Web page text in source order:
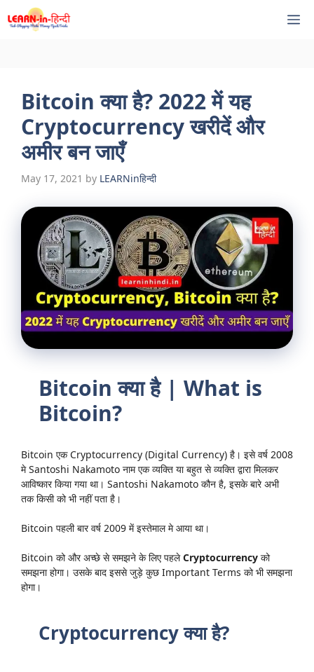
to
content
Bitcoin क्या है? 2022 में यह
Cryptocurrency खरीदें और
अमीर बन जाएँ
May 17, 2021 by LEARNinहिन्दी
Bitcoin क्या है | What is
Bitcoin?
Bitcoin एक Cryptocurrency (Digital Currency) है। इसे वर्ष 2008
मे Santoshi Nakamoto नाम एक व्यक्ति या बहुत से व्यक्ति द्वारा मिलकर
आविष्कार किया गया था। Santoshi Nakamoto कौन है, इसके बारे अभी
तक किसी को भी नहीं पता है।
Bitcoin पहली बार वर्ष 2009 में इस्तेमाल मे आया था।
Bitcoin को और अच्छे से समझने के लिए पहलेCryptocurrency को
समझना होगा। उसके बाद इससे जुड़े कुछ Important Terms को भी समझना
होगा।
Cryptocurrency क्या है?